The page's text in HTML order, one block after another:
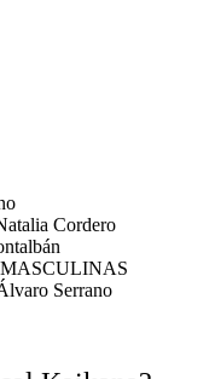
Cordero
Serrano